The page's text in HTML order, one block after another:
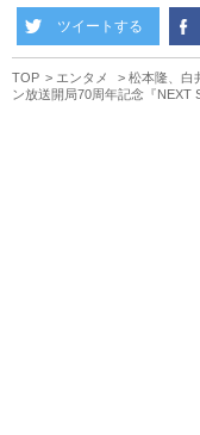
ツイートする
TOP エンタメ
松本隆、白
ン放送開局70周年記念『NEXT